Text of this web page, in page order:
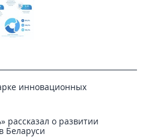
инновационных
рассказал о развитии
Беларуси